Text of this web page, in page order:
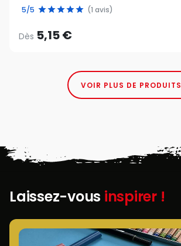
5/5 (1 avis)
Dès 5,15 €
VOIR PLUS DE PRODUITS
Laissez-vous inspirer !